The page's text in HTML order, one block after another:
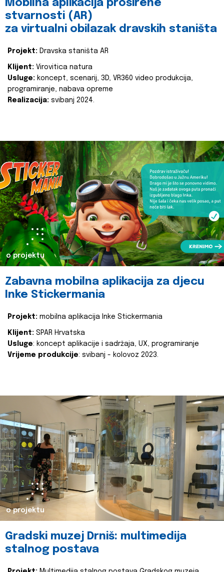
Mobilna aplikacija proširene
stvarnosti (AR)
za virtualni obilazak dravskih staništa
Projekt: Dravska staništa AR
Klijent: Virovitica natura
Usluge: koncept, scenarij, 3D, VR360 video produkcija,
programiranje, nabava opreme
Realizacija: svibanj 2024.
o projektu
Zabavna mobilna aplikacija za djecu
Inke Stickermania
Projekt: mobilna aplikacija Inke Stickermania
Klijent: SPAR Hrvatska
Usluge: koncept aplikacije i sadržaja, UX, programiranje
Vrijeme produkcije: svibanj - kolovoz 2023.
o projektu
Gradski muzej Drniš: multimedija
stalnog postava